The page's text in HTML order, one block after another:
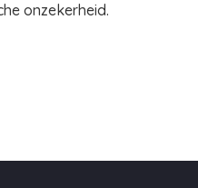
onzekerheid.